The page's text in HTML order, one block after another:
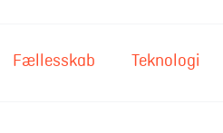
Fællesskab Teknologi